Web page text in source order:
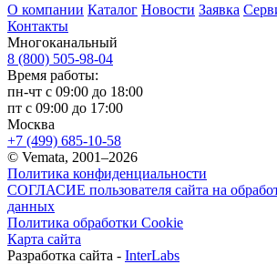
О компании Каталог Новости Заявка
Контакты
Многоканальный
8 (800) 505-98-04
Время работы:
пн-чт с 09:00 до 18:00
пт с 09:00 до 17:00
Москва
+7 (499) 685-10-58
© Vemata, 2001–2026
Политика конфиденциальности
СОГЛАСИЕ пользователя сайта на
данных
Политика обработки Cookie
Карта сайта
Разработка сайта - InterLabs